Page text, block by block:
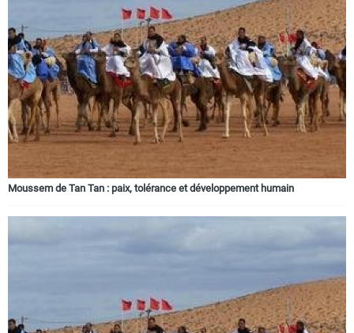
Moussem de Tan Tan : paix, tolérance et développement humain